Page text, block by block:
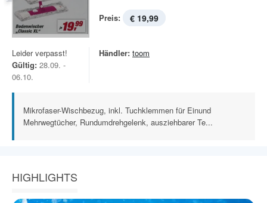
Preis: € 19,99
Leider verpasst!
Gültig: 28.09. -
06.10.
Händler: toom
Mikrofaser-Wischbezug, inkl. Tuchklemmen für Einund
Mehrwegtücher, Rundumdrehgelenk, ausziehbarer Te...
HIGHLIGHTS